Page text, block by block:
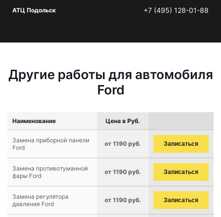
АТЦ Подольск +7 (495) 128-01-88
Другие работы для автомобиля
Ford
Наименование Цена в Руб.
Замена приборной панели
Ford
от 1190 руб. Записаться
Замена противотуманной
фары Ford
от 1190 руб. Записаться
Замена регулятора
давления Ford
от 1190 руб. Записаться